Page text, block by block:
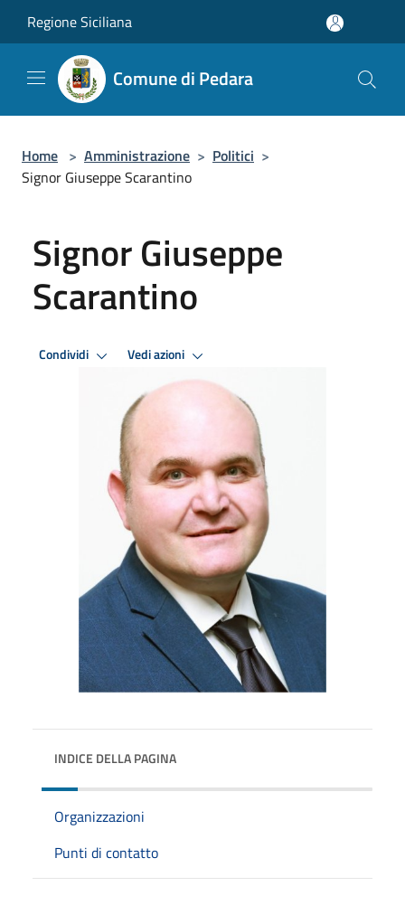
Regione Siciliana
Comune di Pedara
Home > Amministrazione > Politici >
Signor Giuseppe Scarantino
Signor Giuseppe
Scarantino
Condividi Vedi azioni
INDICE DELLA PAGINA
Organizzazioni
Punti di contatto